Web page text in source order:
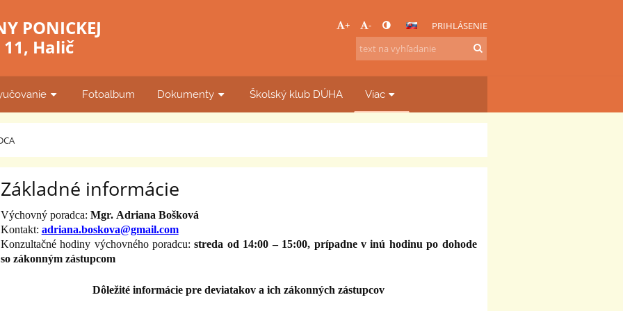
PONICKEJ
Halič
+ - PRIHLÁSENIE
Fotoalbum Dokumenty Školský klub DÚHA Viac
Základné informácie
Výchovný poradca: Mgr. Adriana Bošková
Kontakt: adriana.boskova@gmail.com
Konzultačné hodiny výchovného poradcu: streda od 14:00 – 15:00, prípadne v inú hodinu po dohode
so zákonným zástupcom
Dôležité informácie pre deviatakov a ich zákonných zástupcov